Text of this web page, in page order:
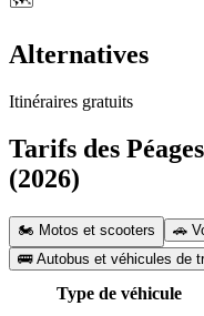
Alternatives
Itinéraires gratuits
Tarifs des
(2026)
🏍️ Motos et scooters
🚌 Autobus et véhicules de
Type de véhicule